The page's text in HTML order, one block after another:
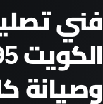
كاميرات
الإنتركم
البدالات
فني
وصيانة